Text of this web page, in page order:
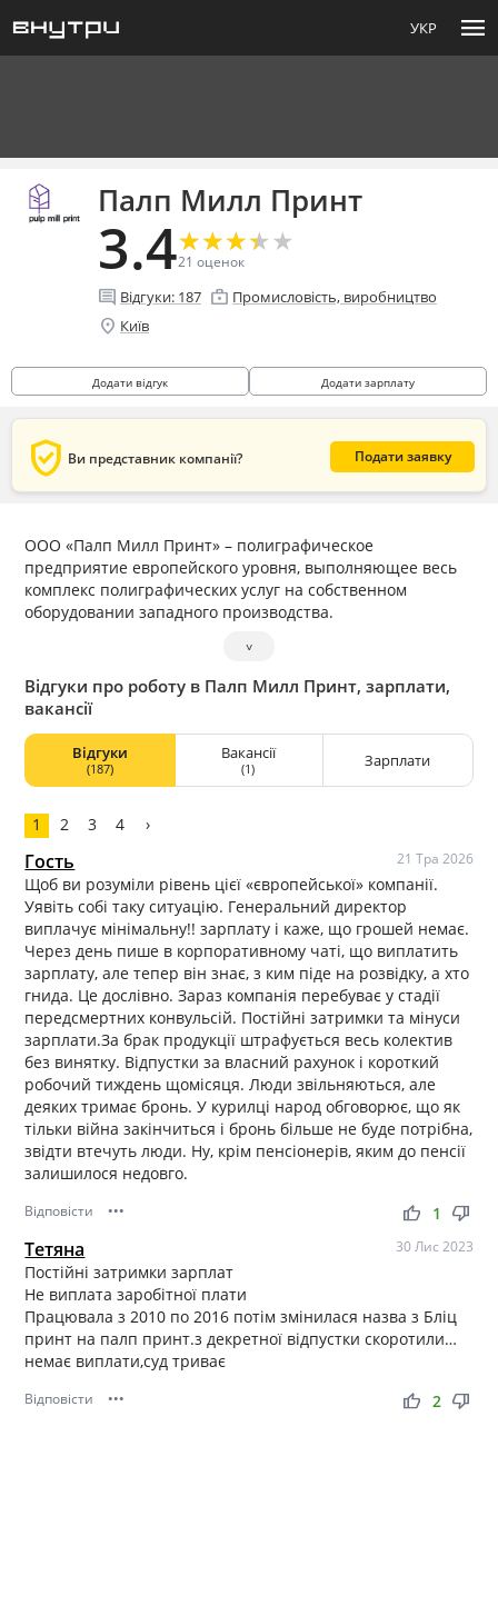
УКР menu
Палп Милл Принт
3.4★
★★
★★
★★
★★
★
21 оценок
comment Відгуки: 187 enterprise Промисловість, виробництво
location_on Київ
Додати відгук Додати зарплату
verified_user Ви представник компанії? Подати заявку
ООО «Палп Милл Принт» – полиграфическое
предприятие европейского уровня, выполняющее весь
комплекс полиграфических услуг на собственном
оборудовании западного производства.
˅
Відгуки про роботу в Палп Милл Принт, зарплати,
вакансії
Відгуки
(187)
Вакансії
(1) Зарплати
1 2 3 4 ›
Гость 21 Тра 2026
Щоб ви розуміли рівень цієї «європейської» компанії.
Уявіть собі таку ситуацію. Генеральний директор
виплачує мінімальну!! зарплату і каже, що грошей немає.
Через день пише в корпоративному чаті, що виплатить
зарплату, але тепер він знає, з ким піде на розвідку, а хто
гнида. Це дослівно. Зараз компанія перебуває у стадії
передсмертних конвульсій. Постійні затримки та мінуси
зарплати.За брак продукції штрафується весь колектив
без винятку. Відпустки за власний рахунок і короткий
робочий тиждень щомісяця. Люди звільняються, але
деяких тримає бронь. У курилці народ обговорює, що як
тільки війна закінчиться і бронь більше не буде потрібна,
звідти втечуть люди. Ну, крім пенсіонерів, яким до пенсії
залишилося недовго.
Відповісти ••• thumb_up thumb_down
1
Тетяна 30 Лис 2023
Постійні затримки зарплат
Не виплата заробітної плати
Працювала з 2010 по 2016 потім змінилася назва з Бліц
принт на палп принт.з декретної відпустки скоротили…
немає виплати,суд триває
Відповісти ••• thumb_up thumb_down
2